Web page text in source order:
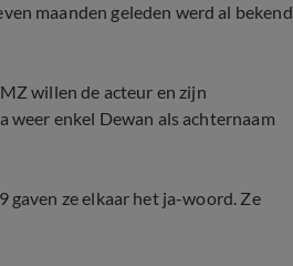
maanden geleden werd al bekend
willen de acteur en zijn
enkel Dewan als achternaam
gaven ze elkaar het ja-woord. Ze